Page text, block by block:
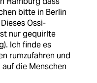
bitte in Berlin
Ossi-
nur gequirlte
Ich finde es
rumzufahren und
die Menschen